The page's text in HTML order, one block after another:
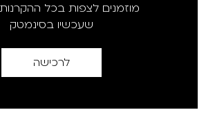
מוזמנים לצפות בכל
שעכשיו בסינמטק
לרכישה